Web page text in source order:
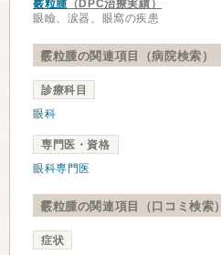
霰粒腫（DPC治療実績）
眼瞼、涙器、眼窩の疾患
霰粒腫の関連項目（病院検索）
診療科目
眼科
専門医・資格
眼科専門医
霰粒腫の関連項目（口コミ検索）
症状